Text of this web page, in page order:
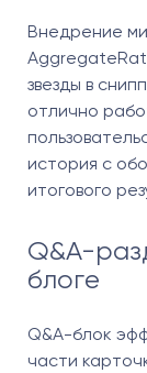
Внедрение
звезды в
отлично
история с
итогового
Q&A-
блоге
Q&A-блок
части